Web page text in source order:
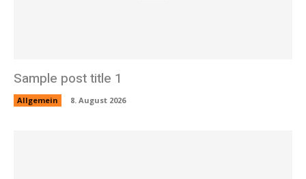
Sample post title 1
Allgemein 8. August 2026